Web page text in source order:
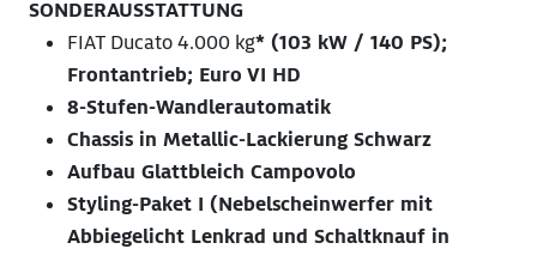
SONDERAUSSTATTUNG
FIAT Ducato 4.000 kg* (103 kW / 140 PS);
Frontantrieb; Euro VI HD
8-Stufen-Wandlerautomatik
Chassis in Metallic-Lackierung Schwarz
Aufbau Glattbleich Campovolo
Styling-Paket I (Nebelscheinwerfer mit
Abbiegelicht Lenkrad und Schaltknauf in